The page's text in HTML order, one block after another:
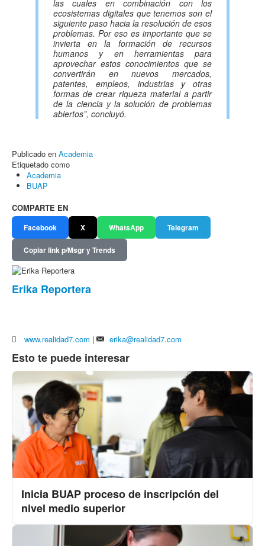
las cuales en combinación con los
ecosistemas digitales que tenemos son el
siguiente paso hacia la resolución de esos
problemas. Por eso es importante que se
invierta en la formación de recursos
humanos y en herramientas para
aprovechar estos conocimientos que se
convertirán en nuevos mercados,
patentes, empleos, industrias y otras
formas de crear riqueza material a partir
de la ciencia y la solución de problemas
abiertos”, concluyó.
Publicado en Academia
Etiquetado como
Academia
BUAP
COMPARTE EN
Facebook X WhatsApp Telegram
Copiar link p/Msgr y Trends
Erika Reportera
www.realidad7.com | erika@realidad7.com
Esto te puede interesar
Inicia BUAP proceso de inscripción del
nivel medio superior